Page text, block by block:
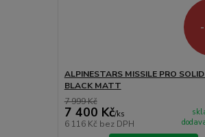
ALPINESTARS MISSILE PRO
BLACK MATT
7 999 Kč
7 400 Kč/ks
6 116 Kč bez DPH